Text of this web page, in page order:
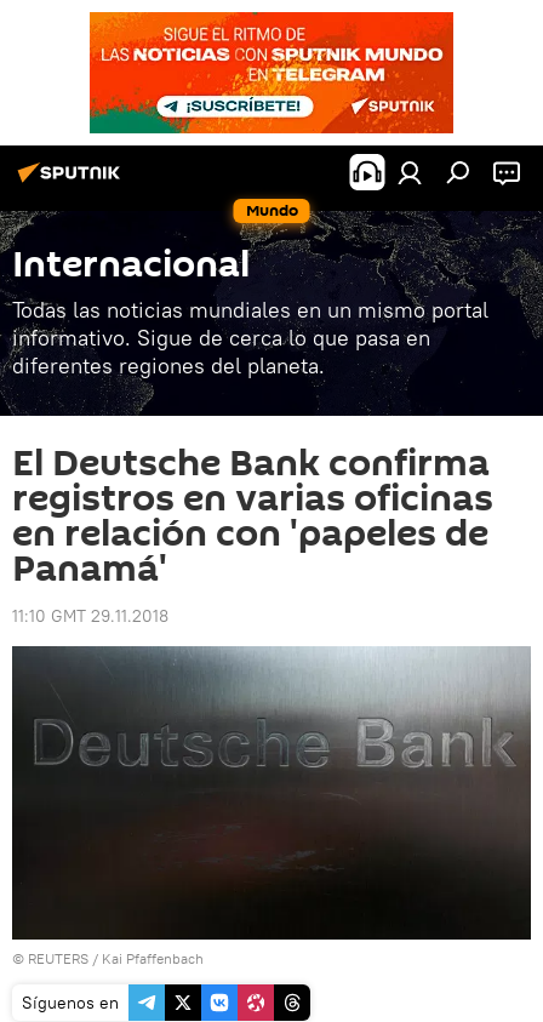
Mundo
Internacional
Todas las noticias mundiales en un mismo portal
informativo. Sigue de cerca lo que pasa en
diferentes regiones del planeta.
El Deutsche Bank confirma
registros en varias oficinas
en relación con 'papeles de
Panamá'
11:10 GMT 29.11.2018
© REUTERS / Kai Pfaffenbach
Síguenos en